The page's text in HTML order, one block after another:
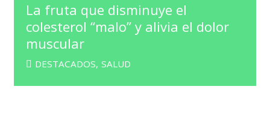
La fruta que disminuye el
colesterol “malo” y alivia el dolor
muscular
DESTACADOS, SALUD